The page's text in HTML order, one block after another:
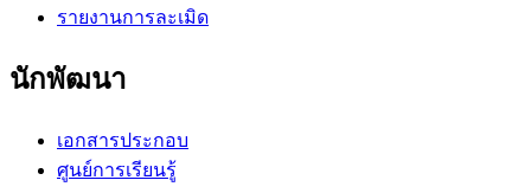
รายงานการละเมิด
นักพัฒนา
เอกสารประกอบ
ศูนย์การเรียนรู้